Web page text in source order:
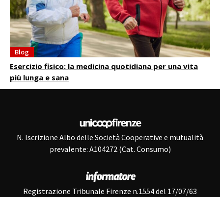
Blog
Esercizio fisico: la medicina quotidiana per una vita
più lunga e sana
N. Iscrizione Albo delle Società Cooperative e mutualità
prevalente: A104272 (Cat. Consumo)
Registrazione Tribunale Firenze n.1554 del 17/07/63